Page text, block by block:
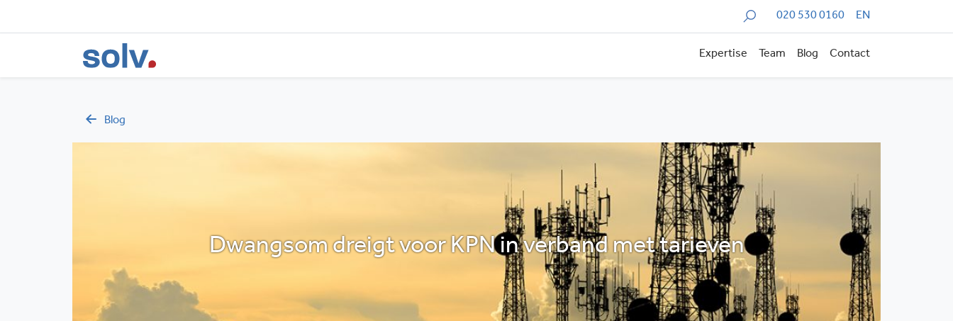
Zoeken 020 530 0160 EN
Expertise Team Blog Contact
Blog
Dwangsom dreigt voor KPN in verband met tarieven